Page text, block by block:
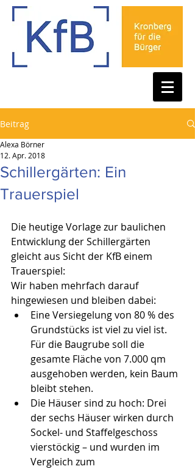
Beitrag
Schillergärten: Ein
Trauerspiel
Alexa Börner
12. Apr. 2018
Die heutige Vorlage zur baulichen
Entwicklung der Schillergärten
gleicht aus Sicht der KfB einem
Trauerspiel:
Wir haben mehrfach darauf
hingewiesen und bleiben dabei:
Eine Versiegelung von 80 % des
Grundstücks ist viel zu viel ist.
Für die Baugrube soll die
gesamte Fläche von 7.000 qm
ausgehoben werden, kein Baum
bleibt stehen.
Die Häuser sind zu hoch: Drei
der sechs Häuser wirken durch
Sockel- und Staffelgeschoss
vierstöckig – und wurden im
Vergleich zum